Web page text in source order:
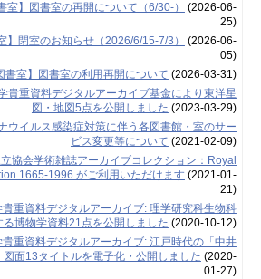
室】図書室の再開について（6/30-）
(2026-06-
25)
】閉室のお知らせ（2026/6/15-7/3）
(2026-06-
05)
書室】図書室の利用再開について (2026-03-31)
貴重資料デジタルアーカイブ基金により東洋星
図・地図5点を公開しました (2023-03-29)
ウイルス感染症対策に伴う各図書館・室のサー
ビス変更等について (2021-02-09)
立協会学術雑誌アーカイブコレクション：Royal
1665-1996 がご利用いただけます(2021-01-
21)
貴重資料デジタルアーカイブ: 理学研究科生物科
博物学資料21点を公開しました (2020-10-12)
貴重資料デジタルアーカイブ: 江戸時代の「中井
面13タイトルを電子化・公開しました (2020-
01-27)